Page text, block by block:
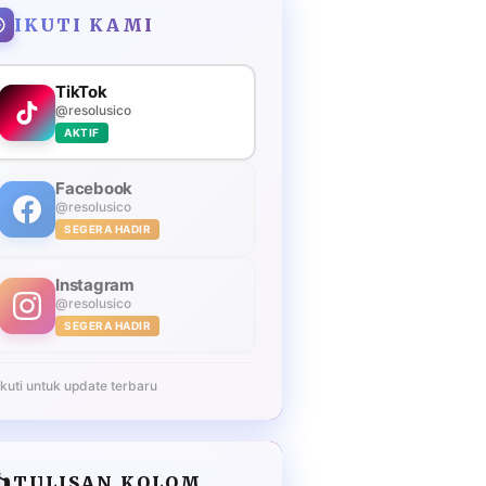
IKUTI KAMI
TikTok
@resolusico
AKTIF
Facebook
@resolusico
SEGERA HADIR
Instagram
@resolusico
SEGERA HADIR
untuk update terbaru